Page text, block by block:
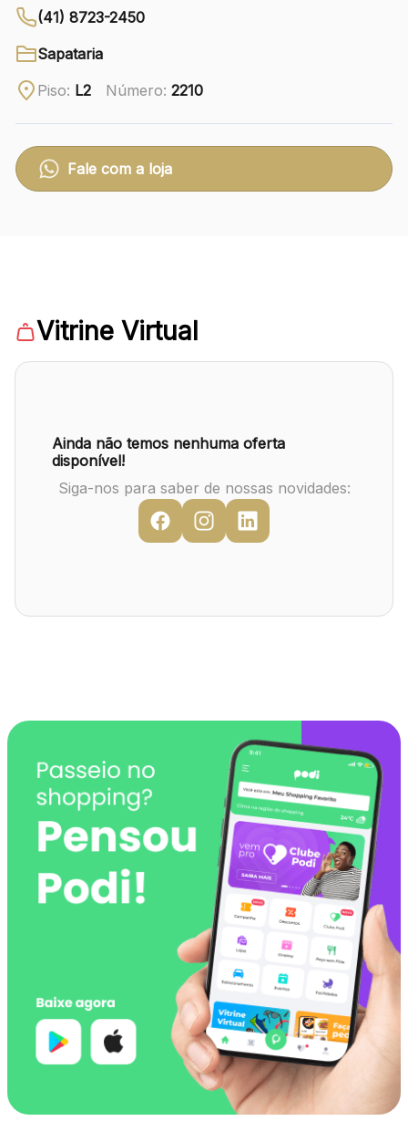
CONTATO
(41) 3216-1600
Comodidades Eventos
(41) 8723-2450
Sapataria
Piso: L2 Número: 2210
Fale com a loja
Vitrine Virtual
Ainda não temos nenhuma oferta
disponível!
Siga-nos para saber de nossas novidades: